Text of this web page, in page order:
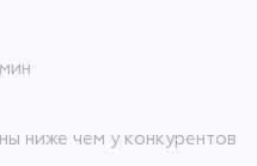
ниже чем у конкурентов